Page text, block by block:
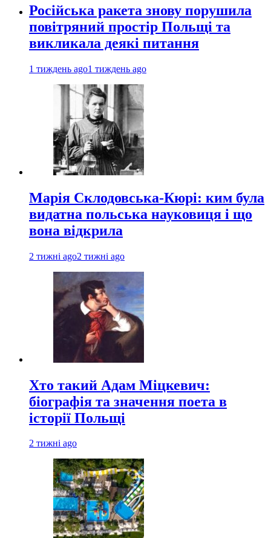
Російська ракета знову порушила
повітряний простір Польщі та
викликала деякі питання
1 тиждень ago1 тиждень ago
Марія Склодовська-Кюрі: ким була
видатна польська науковиця і що
вона відкрила
2 тижні ago2 тижні ago
Хто такий Адам Міцкевич:
біографія та значення поета в
історії Польщі
2 тижні ago